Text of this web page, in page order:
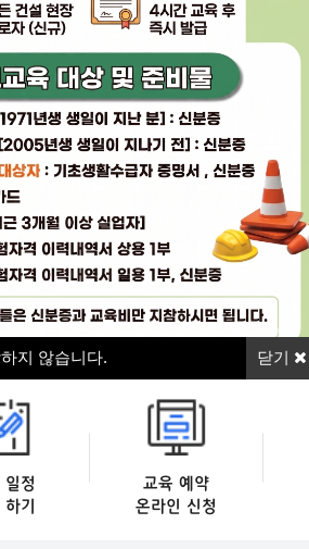
닫기
지 않습니다. 닫기
내
이
일정
기
교육 예약
온라인 신청